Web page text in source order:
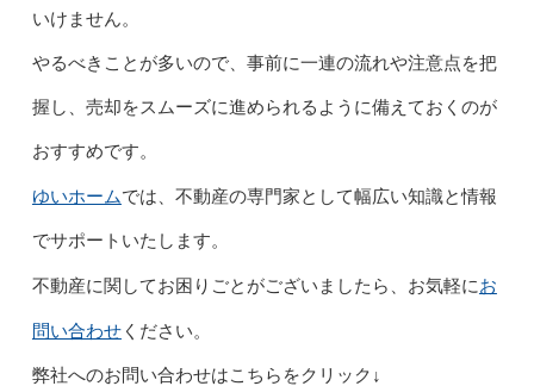
いけません。
やるべきことが多いので、事前に一連の流れや注意点を把
握し、売却をスムーズに進められるように備えておくのが
おすすめです。
ゆいホームでは、不動産の専門家として幅広い知識と情報
でサポートいたします。
不動産に関してお困りごとがございましたら、お気軽にお
問い合わせください。
弊社へのお問い合わせはこちらをクリック↓